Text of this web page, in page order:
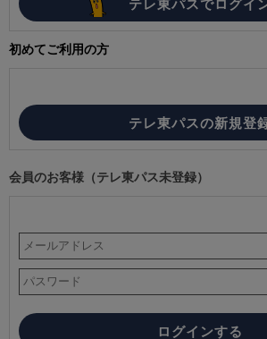
初めてご利用の方
会員のお客様（テレ東パス未登録）